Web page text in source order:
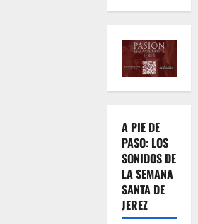
A PIE DE
PASO: LOS
SONIDOS DE
LA SEMANA
SANTA DE
JEREZ